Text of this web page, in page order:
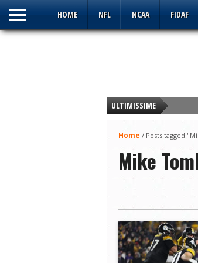
HOME NFL NCAA FIDAF
ULTIMISSIME
IFL: Panthers e
Curt Cignetti, il paisà
NCAA: gli Indiana
NCAA: Hoosiers e
DAZEROADIECI Week
Home / Posts tagged
Mike